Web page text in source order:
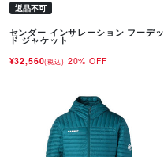
返品不可
センダー インサレーション フーデッ
ド ジャケット
¥32,560(税込) 20% OFF